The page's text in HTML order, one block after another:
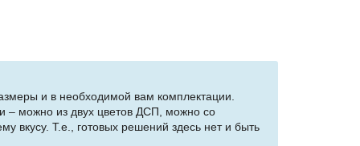
и в необходимой вам комплектации.
– можно из двух цветов ДСП, можно со
вкусу. Т.е., готовых решений здесь нет и быть